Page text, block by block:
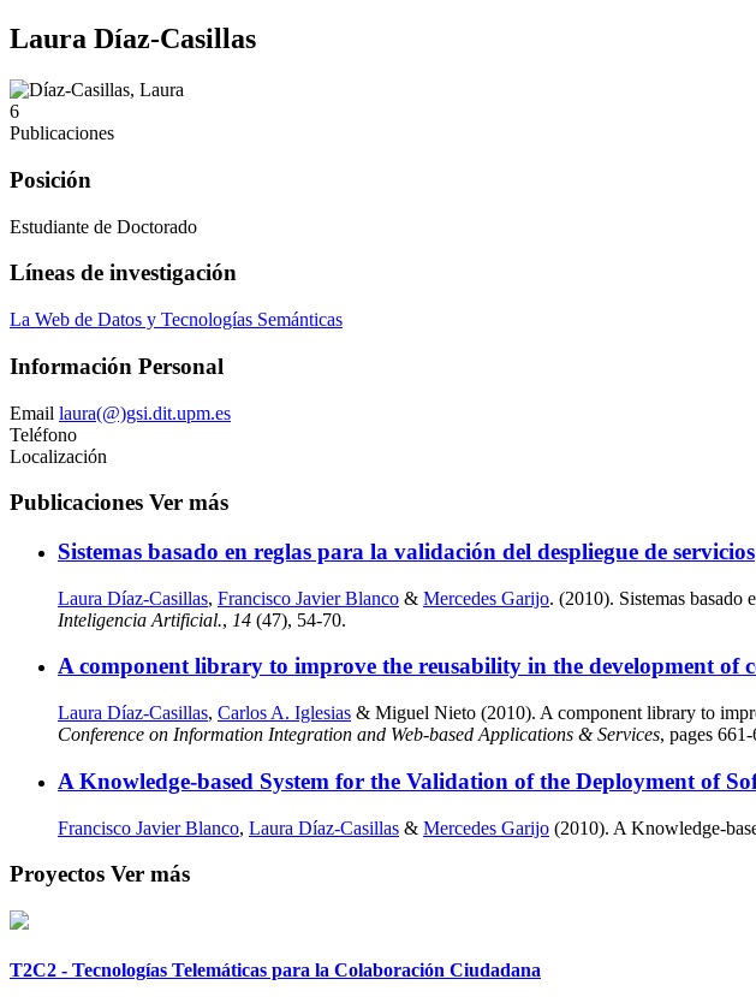
Laura Díaz-Casillas
6
Publicaciones
Posición
Estudiante de Doctorado
Líneas de investigación
La Web de Datos y Tecnologías Semánticas
Información Personal
Email laura(@)gsi.dit.upm.es
Teléfono
Localización
Publicaciones Ver más
Sistemas basado en reglas para la validación del despliegue de servicios
Laura Díaz-Casillas, Francisco Javier Blanco & Mercedes Garijo. (2010). Sistemas basado
Inteligencia Artificial., 14 (47), 54-70.
A component library to improve the reusability in the development of
Laura Díaz-Casillas, Carlos A. Iglesias & Miguel Nieto (2010). A component library to
Conference on Information Integration and Web-based Applications & Services, pages
A Knowledge-based System for the Validation of the Deployment of
Francisco Javier Blanco, Laura Díaz-Casillas & Mercedes Garijo (2010). A Knowledge-
Proyectos Ver más
T2C2 - Tecnologías Telemáticas para la Colaboración Ciudadana